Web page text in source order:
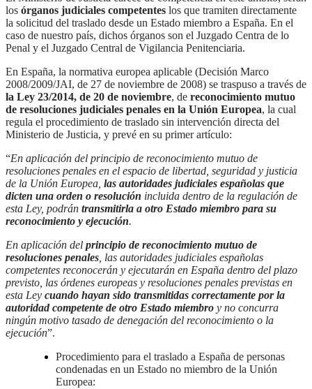
los órganos judiciales competentes los que tramiten directamente
la solicitud del traslado desde un Estado miembro a España. En el
caso de nuestro país, dichos órganos son el Juzgado Centra de lo
Penal y el Juzgado Central de Vigilancia Penitenciaria.
En España, la normativa europea aplicable (Decisión Marco
2008/2009/JAI, de 27 de noviembre de 2008) se traspuso a través de
la Ley 23/2014, de 20 de noviembre, de reconocimiento mutuo
de resoluciones judiciales penales en la Unión Europea, la cual
regula el procedimiento de traslado sin intervención directa del
Ministerio de Justicia, y prevé en su primer artículo:
“En aplicación del principio de reconocimiento mutuo de
resoluciones penales en el espacio de libertad, seguridad y justicia
de la Unión Europea, las autoridades judiciales españolas que
dicten una orden o resolución incluida dentro de la regulación de
esta Ley, podrán transmitirla a otro Estado miembro para su
reconocimiento y ejecución.
En aplicación del principio de reconocimiento mutuo de
resoluciones penales , las autoridades judiciales españolas
competentes reconocerán y ejecutarán en España dentro del plazo
previsto, las órdenes europeas y resoluciones penales previstas en
esta Ley cuando hayan sido transmitidas correctamente por la
autoridad competente de otro Estado miembro y no concurra
ningún motivo tasado de denegación del reconocimiento o la
ejecución”.
Procedimiento para el traslado a España de personas
condenadas en un Estado no miembro de la Unión
Europea: